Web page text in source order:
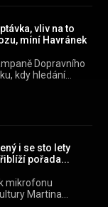
na
131421a9-
vliv na to
míní Havránek
Dopravního
kdy hledání
poslouchat v
na
131421a9-
i se sto lety
pořada...
mikrofonu
Martina